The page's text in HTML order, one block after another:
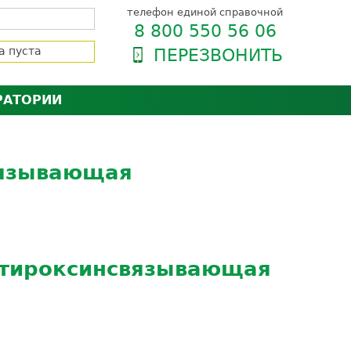
пуста
телефон единой справочной
8 800 550 56 06
ПЕРЕЗВОНИТЬ